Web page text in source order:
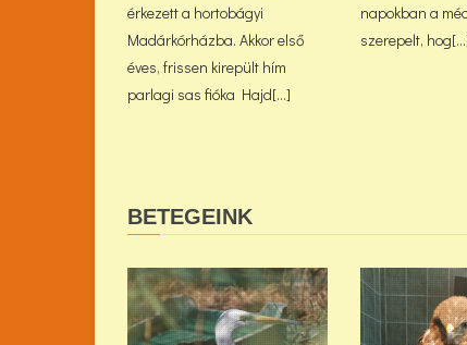
érkezett a hortobágyi
Madárkórházba. Akkor első
éves, frissen kirepült hím
parlagi sas fióka Hajd[...]
napokban a
szerepelt,
BETEGEINK